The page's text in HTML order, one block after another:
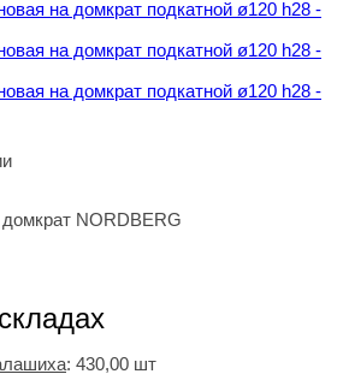
домкрат NORDBERG
: 430,00 шт